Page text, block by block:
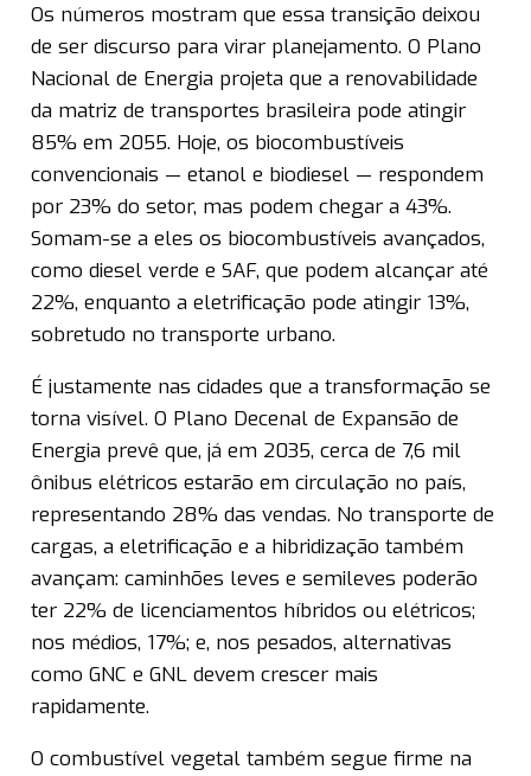
Os números mostram que essa transição deixou
de ser discurso para virar planejamento. O Plano
Nacional de Energia projeta que a renovabilidade
da matriz de transportes brasileira pode atingir
85% em 2055. Hoje, os biocombustíveis
convencionais — etanol e biodiesel — respondem
por 23% do setor, mas podem chegar a 43%.
Somam-se a eles os biocombustíveis avançados,
como diesel verde e SAF, que podem alcançar até
22%, enquanto a eletrificação pode atingir 13%,
sobretudo no transporte urbano.
É justamente nas cidades que a transformação se
torna visível. O Plano Decenal de Expansão de
Energia prevê que, já em 2035, cerca de 7,6 mil
ônibus elétricos estarão em circulação no país,
representando 28% das vendas. No transporte de
cargas, a eletrificação e a hibridização também
avançam: caminhões leves e semileves poderão
ter 22% de licenciamentos híbridos ou elétricos;
nos médios, 17%; e, nos pesados, alternativas
como GNC e GNL devem crescer mais
rapidamente.
O combustível vegetal também segue firme na